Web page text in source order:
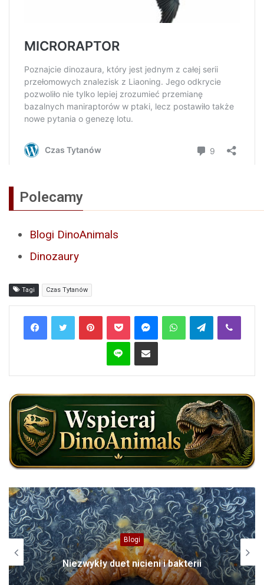
Polecamy
Blogi DinoAnimals
Dinozaury
Tagi Czas Tytanów
PinterestPocket MessengerWhatsAppTelegramViber
Line Share via Email
Domowe
Psy rozumieją ludzkie emocje i mimikę